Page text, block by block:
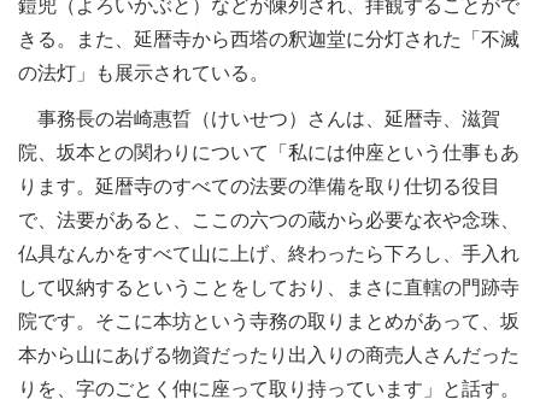
鎧兜（よろいかぶと）などが陳列され、拝観することがで
きる。また、延暦寺から西塔の釈迦堂に分灯された「不滅
の法灯」も展示されている。
事務長の岩崎惠晢（けいせつ）さんは、延暦寺、滋賀
院、坂本との関わりについて「私には仲座という仕事もあ
ります。延暦寺のすべての法要の準備を取り仕切る役目
で、法要があると、ここの六つの蔵から必要な衣や念珠、
仏具なんかをすべて山に上げ、終わったら下ろし、手入れ
して収納するということをしており、まさに直轄の門跡寺
院です。そこに本坊という寺務の取りまとめがあって、坂
本から山にあげる物資だったり出入りの商売人さんだった
りを、字のごとく仲に座って取り持っています」と話す。